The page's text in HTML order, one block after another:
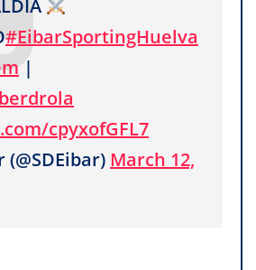
#EibarSportingHuelva
|
cpyxofGFL7
March 12,